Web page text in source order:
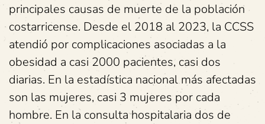
principales causas de muerte de la población
costarricense. Desde el 2018 al 2023, la CCSS
atendió por complicaciones asociadas a la
obesidad a casi 2000 pacientes, casi dos
diarias. En la estadística nacional más afectadas
son las mujeres, casi 3 mujeres por cada
hombre. En la consulta hospitalaria dos de